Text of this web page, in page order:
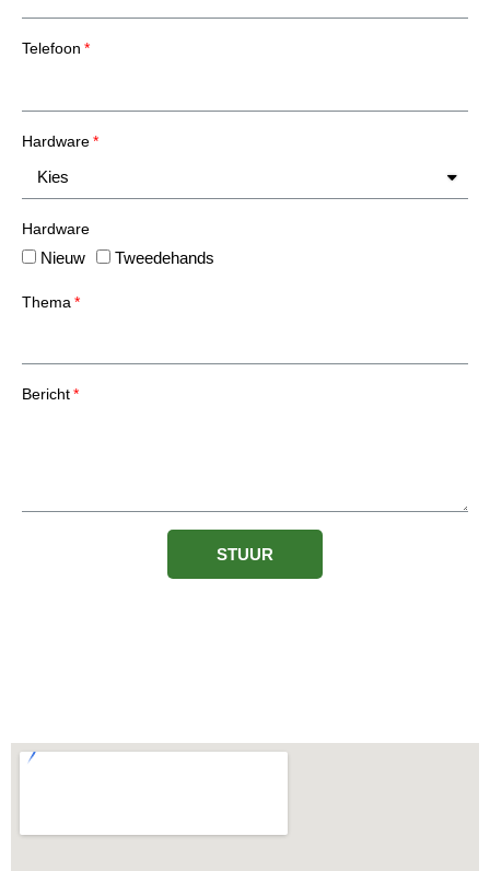
Telefoon
Hardware
Hardware
Nieuw Tweedehands
Thema
Bericht
STUUR